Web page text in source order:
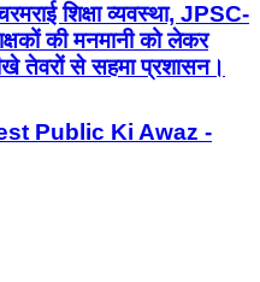
शिक्षा व्यवस्था, JPSC-
की मनमानी को लेकर
तेवरों से सहमा प्रशासन।
Public Ki Awaz -